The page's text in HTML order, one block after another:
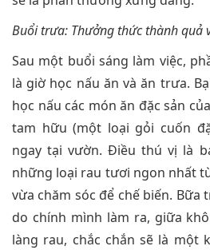
Buổi trưa: Thưởng thức thành quả
Sau một buổi sáng làm việc,
là giờ học nấu ăn và ăn trưa.
học nấu các món ăn đặc sản
tam hữu (một loại gỏi cuốn
ngay tại vườn. Điều thú vị là
những loại rau tươi ngon nhất
vừa chăm sóc để chế biến.
do chính mình làm ra, giữa
làng rau, chắc chắn sẽ là một